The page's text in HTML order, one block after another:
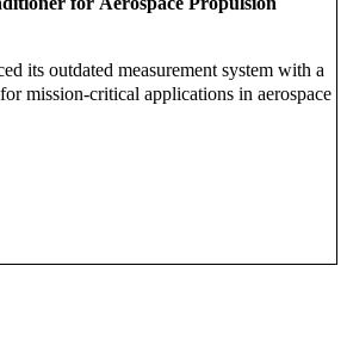
its outdated measurement system with a
mission-critical applications in aerospace